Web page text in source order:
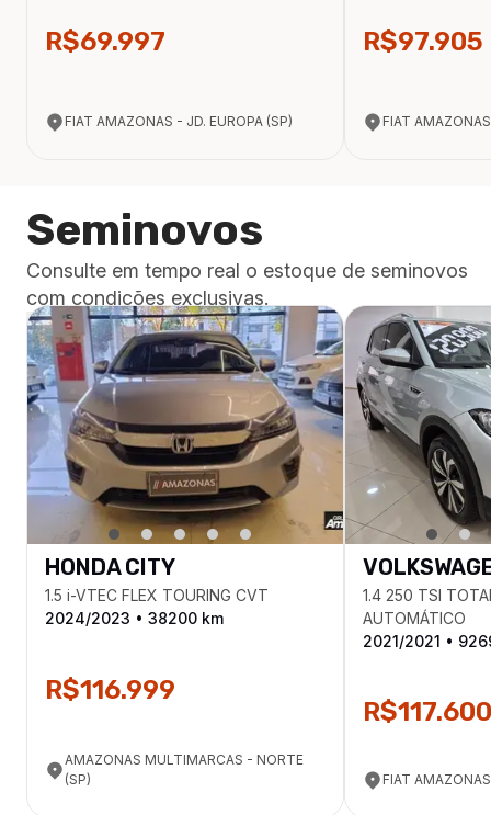
R$69.997
FIAT AMAZONAS - JD. EUROPA (SP)
R$97.905
FIAT
Seminovos
Consulte em tempo real o estoque de seminovos
com condições exclusivas.
Ver mais
HONDA CITY
1.5 i-VTEC FLEX TOURING CVT
2024/2023 • 38200 km
R$116.999
AMAZONAS MULTIMARCAS - NORTE
(SP)
1.4 250 TSI
AUTOMÁTICO
2021 /2021 •
R$117.600
FIAT